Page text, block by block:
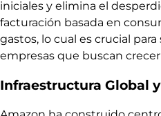
iniciales y elimina el
facturación basada en
gastos, lo cual es crucial
empresas que buscan
Infraestructura Global